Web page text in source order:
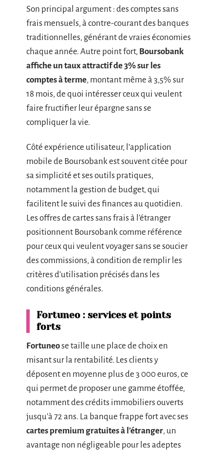
Son principal argument : des comptes sans
frais mensuels, à contre-courant des banques
traditionnelles, générant de vraies économies
chaque année. Autre point fort, Boursobank
affiche un taux attractif de 3% sur les
comptes à terme, montant même à 3,5% sur
18 mois, de quoi intéresser ceux qui veulent
faire fructifier leur épargne sans se
compliquer la vie.
Côté expérience utilisateur, l’application
mobile de Boursobank est souvent citée pour
sa simplicité et ses outils pratiques,
notamment la gestion de budget, qui
facilitent le suivi des finances au quotidien.
Les offres de cartes sans frais à l’étranger
positionnent Boursobank comme référence
pour ceux qui veulent voyager sans se soucier
des commissions, à condition de remplir les
critères d’utilisation précisés dans les
conditions générales.
Fortuneo : services et points
forts
Fortuneose taille une place de choix en
misant sur la rentabilité. Les clients y
déposent en moyenne plus de 3 000 euros, ce
qui permet de proposer une gamme étoffée,
notamment des crédits immobiliers ouverts
jusqu’à 72 ans. La banque frappe fort avec ses
cartes premium gratuites à l’étranger, un
avantage non négligeable pour les adeptes